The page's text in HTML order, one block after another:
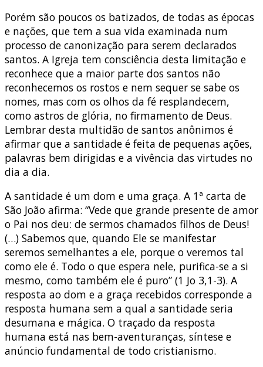
Porém são poucos os batizados, de todas as épocas
e nações, que tem a sua vida examinada num
processo de canonização para serem declarados
santos. A Igreja tem consciência desta limitação e
reconhece que a maior parte dos santos não
reconhecemos os rostos e nem sequer se sabe os
nomes, mas com os olhos da fé resplandecem,
como astros de glória, no firmamento de Deus.
Lembrar desta multidão de santos anônimos é
afirmar que a santidade é feita de pequenas ações,
palavras bem dirigidas e a vivência das virtudes no
dia a dia.
A santidade é um dom e uma graça. A 1ª carta de
São João afirma: “Vede que grande presente de amor
o Pai nos deu: de sermos chamados filhos de Deus!
(…) Sabemos que, quando Ele se manifestar
seremos semelhantes a ele, porque o veremos tal
como ele é. Todo o que espera nele, purifica-se a si
mesmo, como também ele é puro” (1 Jo 3,1-3). A
resposta ao dom e a graça recebidos corresponde a
resposta humana sem a qual a santidade seria
desumana e mágica. O traçado da resposta
humana está nas bem-aventuranças, síntese e
anúncio fundamental de todo cristianismo.